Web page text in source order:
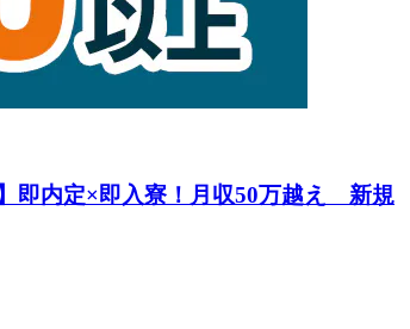
即内定×即入寮！月収50万越え 新規